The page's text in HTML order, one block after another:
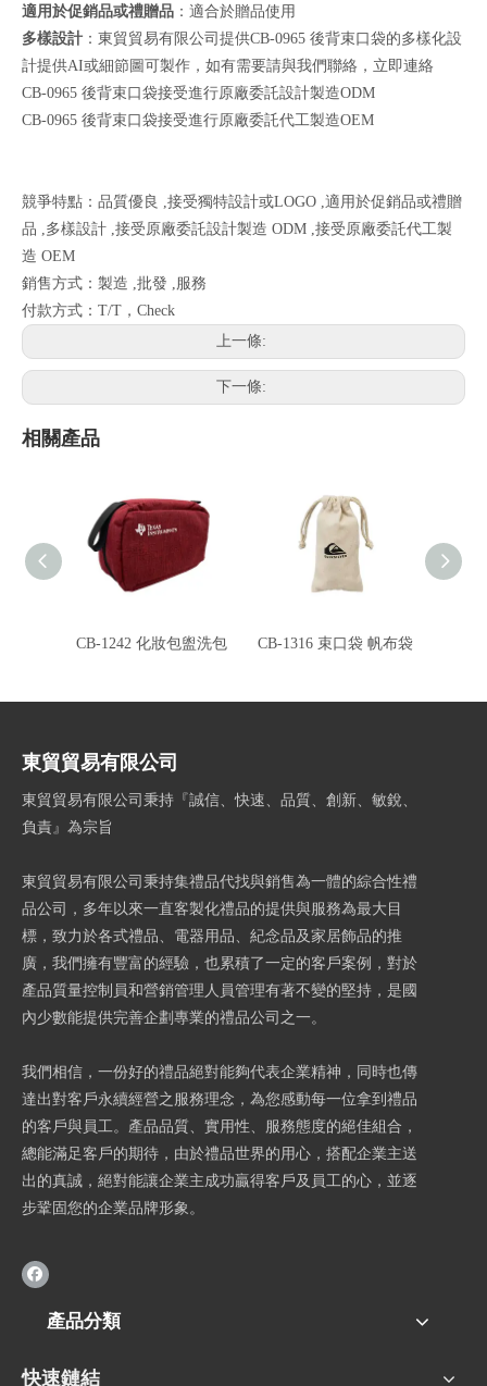
適用於促銷品或禮贈品 ：適合於贈品使用
多樣設計 ：東貿貿易有限公司提供CB-0965 後背束口袋的多樣化設
計提供AI或細節圖可製作，如有需要請與我們聯絡， 立即連絡
CB-0965 後背束口袋接受進行原廠委託設計製造ODM
CB-0965 後背束口袋接受進行原廠委託代工製造OEM
競爭特點：品質優良 ,接受獨特設計或LOGO ,適用於促銷品或禮贈
品 ,多樣設計 ,接受原廠委託設計製造 ODM ,接受原廠委託代工製
造 OEM
銷售方式：製造 ,批發 ,服務
付款方式：T/T，Check
上一條:
下一條:
相關產品
CB-1242 化妝包盥洗包 CB-1316 束口袋 帆布袋
東貿貿易有限公司
東貿貿易有限公司秉持『誠信、快速、品質、創新、敏銳、
負責』為宗旨
東貿貿易有限公司秉持集禮品代找與銷售為一體的綜合性禮
品公司，多年以來一直客製化禮品的提供與服務為最大目
標，致力於各式禮品、電器用品、紀念品及家居飾品的推
廣，我們擁有豐富的經驗，也累積了一定的客戶案例，對於
產品質量控制員和營銷管理人員管理有著不變的堅持，是國
內少數能提供完善企劃專業的禮品公司之一。
我們相信，一份好的禮品絕對能夠代表企業精神，同時也傳
達出對客戶永續經營之服務理念，為您感動每一位拿到禮品
的客戶與員工。產品品質、實用性、服務態度的絕佳組合，
總能滿足客戶的期待，由於禮品世界的用心，搭配企業主送
出的真誠，絕對能讓企業主成功贏得客戶及員工的心，並逐
步鞏固您的企業品牌形象。
產品分類
快速鏈結